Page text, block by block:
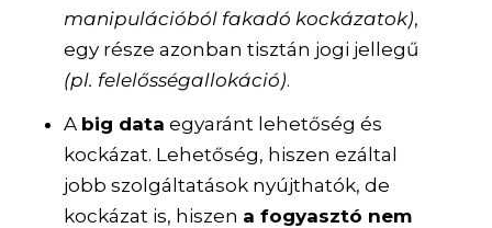
manipulációból fakadó kockázatok),
egy része azonban tisztán jogi jellegű
(pl. felelősségallokáció).
A big data egyaránt lehetőség és
kockázat. Lehetőség, hiszen ezáltal
jobb szolgáltatások nyújthatók, de
kockázat is, hiszen a fogyasztó nem